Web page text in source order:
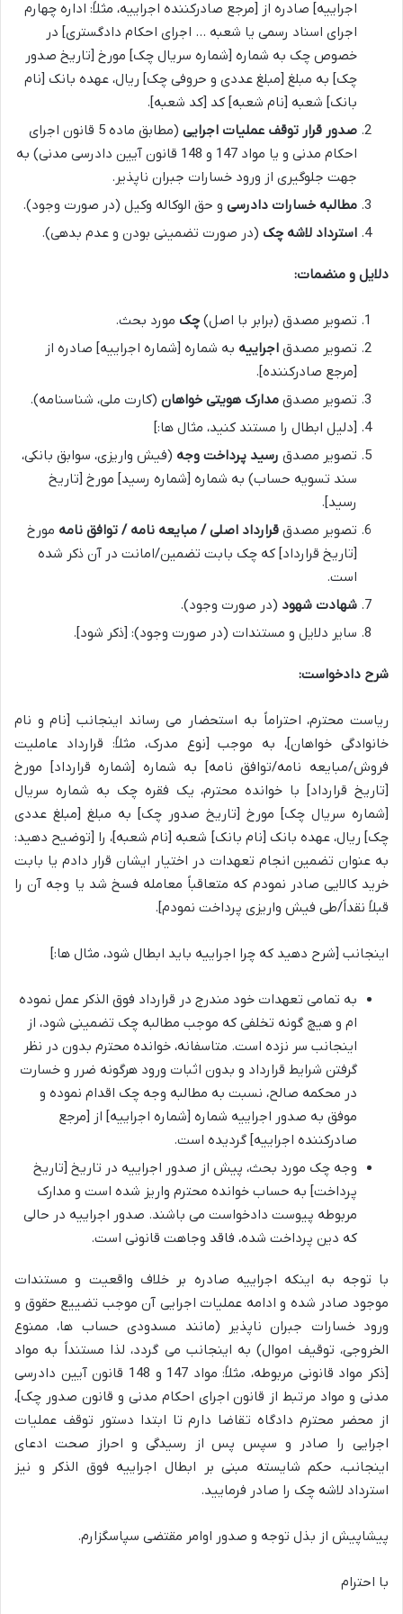
اجراییه] صادره از [مرجع صادرکننده اجراییه، مثلاً: اداره چهارم
اجرای اسناد رسمی یا شعبه … اجرای احکام دادگستری] در
خصوص چک به شماره [شماره سریال چک] مورخ [تاریخ صدور
چک] به مبلغ [مبلغ عددی و حروفی چک] ریال، عهده بانک [نام
بانک] شعبه [نام شعبه] کد [کد شعبه].
صدور قرار توقف عملیات اجرایی
(مطابق ماده 5 قانون اجرای
احکام مدنی و یا مواد 147 و 148 قانون آیین دادرسی مدنی) به
جهت جلوگیری از ورود خسارات جبران ناپذیر.
مطالبه خسارات دادرسی و حق الوکاله وکیل (در صورت وجود).
استرداد لاشه چک (در صورت تضمینی بودن و عدم بدهی).
دلایل و منضمات:
تصویر مصدق (برابر با اصل) چک مورد بحث.
تصویر مصدق اجراییه به شماره [شماره اجراییه] صادره از
[مرجع صادرکننده].
تصویر مصدق مدارک هویتی خواهان (کارت ملی، شناسنامه).
[دلیل ابطال را مستند کنید، مثال ها:]
تصویر مصدق رسید پرداخت وجه (فیش واریزی، سوابق بانکی،
سند تسویه حساب) به شماره [شماره رسید] مورخ [تاریخ
رسید].
تصویر مصدق قرارداد اصلی / مبایعه نامه / توافق نامه مورخ
[تاریخ قرارداد] که چک بابت تضمین/امانت در آن ذکر شده
است.
شهادت شهود (در صورت وجود).
سایر دلایل و مستندات (در صورت وجود): [ذکر شود].
شرح دادخواست:
ریاست محترم، احتراماً به استحضار می رساند اینجانب [نام و نام
خانوادگی خواهان]، به موجب [نوع مدرک، مثلاً: قرارداد عاملیت
فروش/مبایعه نامه/توافق نامه] به شماره [شماره قرارداد] مورخ
[تاریخ قرارداد] با خوانده محترم، یک فقره چک به شماره سریال
[شماره سریال چک] مورخ [تاریخ صدور چک] به مبلغ [مبلغ عددی
چک] ریال، عهده بانک [نام بانک] شعبه [نام شعبه]، را [توضیح دهید:
به عنوان تضمین انجام تعهدات در اختیار ایشان قرار دادم یا بابت
خرید کالایی صادر نمودم که متعاقباً معامله فسخ شد یا وجه آن را
قبلاً نقداً/طی فیش واریزی پرداخت نمودم].
اینجانب [شرح دهید که چرا اجراییه باید ابطال شود، مثال ها:]
به تمامی تعهدات خود مندرج در قرارداد فوق الذکر عمل نموده
ام و هیچ گونه تخلفی که موجب مطالبه چک تضمینی شود، از
اینجانب سر نزده است. متاسفانه، خوانده محترم بدون در نظر
گرفتن شرایط قرارداد و بدون اثبات ورود هرگونه ضرر و خسارت
در محکمه صالح، نسبت به مطالبه وجه چک اقدام نموده و
موفق به صدور اجراییه شماره [شماره اجراییه] از [مرجع
صادرکننده اجراییه] گردیده است.
وجه چک مورد بحث، پیش از صدور اجراییه در تاریخ [تاریخ
پرداخت] به حساب خوانده محترم واریز شده است و مدارک
مربوطه پیوست دادخواست می باشند. صدور اجراییه در حالی
که دین پرداخت شده، فاقد وجاهت قانونی است.
با توجه به اینکه اجراییه صادره بر خلاف واقعیت و مستندات
موجود صادر شده و ادامه عملیات اجرایی آن موجب تضییع حقوق و
ورود خسارات جبران ناپذیر (مانند مسدودی حساب ها، ممنوع
الخروجی، توقیف اموال) به اینجانب می گردد، لذا مستنداً به مواد
[ذکر مواد قانونی مربوطه، مثلاً: مواد 147 و 148 قانون آیین دادرسی
مدنی و مواد مرتبط از قانون اجرای احکام مدنی و قانون صدور چک]،
از محضر محترم دادگاه تقاضا دارم تا ابتدا دستور توقف عملیات
اجرایی را صادر و سپس پس از رسیدگی و احراز صحت ادعای
اینجانب، حکم شایسته مبنی بر ابطال اجراییه فوق الذکر و نیز
استرداد لاشه چک را صادر فرمایید.
پیشاپیش از بذل توجه و صدور اوامر مقتضی سپاسگزارم.
با احترام